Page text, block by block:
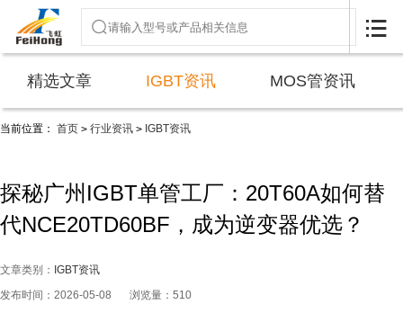

精选文章 IGBT资讯 MOS管资讯
当前位置： 首页 > 行业资讯 > IGBT资讯
探秘广州IGBT单管工厂：20T60A如何替
代NCE20TD60BF，成为逆变器优选？
文章类别： IGBT资讯
发布时间：2026-05-08
浏览量：510